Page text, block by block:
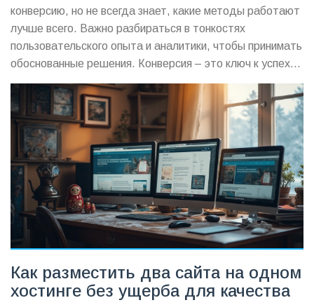
конверсию, но не всегда знает, какие методы работают
лучше всего. Важно разбираться в тонкостях
пользовательского опыта и аналитики, чтобы принимать
обоснованные решения. Конверсия – это ключ к успеху
в онлайн-бизнесе, и понимание её увеличения поможет
вам стать впереди конкурентов. Статья предлагает
полезные советы и идеи для повышения конверсии
вашего сайта.
Как разместить два сайта на одном
хостинге без ущерба для качества